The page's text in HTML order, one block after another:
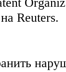
Reuters.